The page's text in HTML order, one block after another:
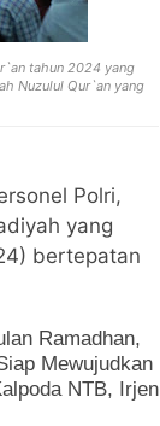
tahun 2024 yang
Nuzulul Qur`an yang
Polri,
yang
bertepatan
Ramadhan,
Mewujudkan
NTB, Irjen